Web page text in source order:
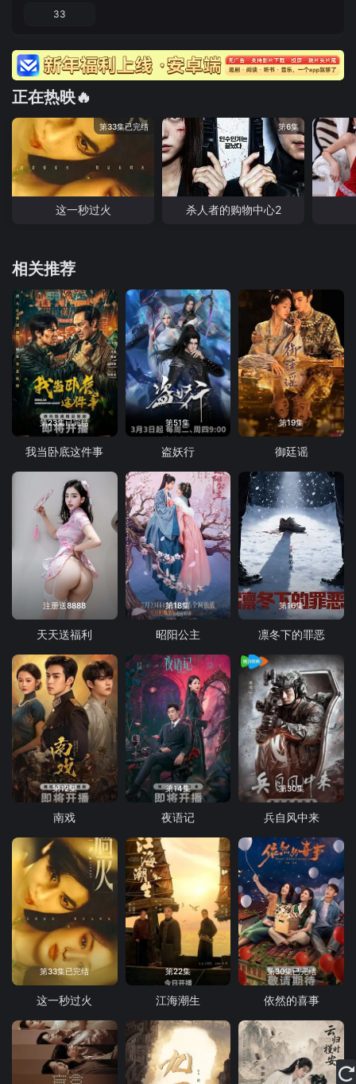
33
正在热映🔥
第33集已完结
这一秒过火
第6集
杀人者的购物中心2
相关推荐
第23集已完结
我当卧底这件事
第51集
盗妖行
第19集
御廷谣
注册送8888
天天送福利
第18集
昭阳公主
第16集
凛冬下的罪恶
第12集
南戏
第14集
夜语记
第30集
兵自风中来
第33集已完结
这一秒过火
第22集
江海潮生
第30集已完结
依然的喜事